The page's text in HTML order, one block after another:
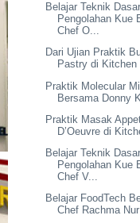
Belajar Teknik Dasar
Pengolahan Kue
Chef O...
Dari Ujian Praktik
Pastry di Kitchen
Praktik Molecular
Bersama Donny
Praktik Masak
D’Oeuvre di
Belajar Teknik Dasar
Pengolahan Kue
Chef V...
Belajar FoodTech
Chef Rachma